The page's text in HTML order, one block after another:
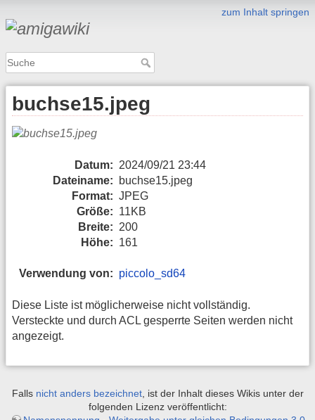
zum Inhalt springen
buchse15.jpeg
Datum: 2024/09/21 23:44
Dateiname:
buchse15.jpeg
Format: JPEG
Größe: 11KB
Breite: 200
Höhe: 161
Verwendung von: piccolo_sd64
Diese Liste ist möglicherweise nicht vollständig.
Versteckte und durch ACL gesperrte Seiten werden nicht
angezeigt.
Falls nicht anders bezeichnet, ist der Inhalt dieses Wikis unter der
folgenden Lizenz veröffentlicht: